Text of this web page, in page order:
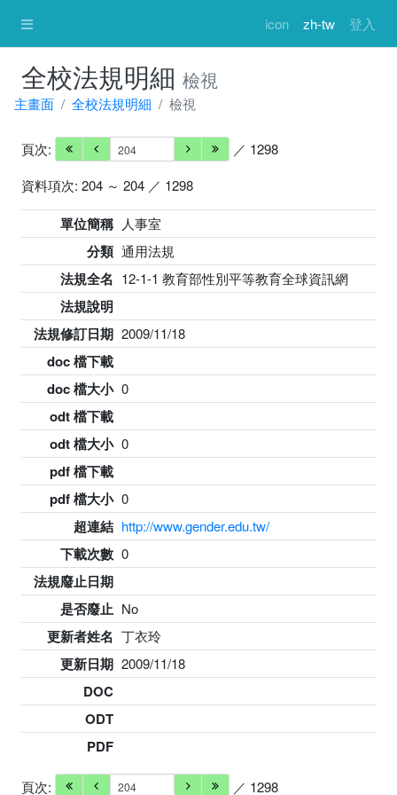
icon zh-tw 登入
全校法規明細 檢視
主畫面 全校法規明細 檢視
頁次:
／ 1298
資料項次: 204 ～ 204 ／ 1298
單位簡稱 人事室
分類 通用法規
法規全名 12-1-1 教育部性別平等教育全球資訊網
法規說明
法規修訂日期 2009/11/18
doc 檔下載
doc 檔大小 0
odt 檔下載
odt 檔大小 0
pdf 檔下載
pdf 檔大小 0
超連結 http://www.gender.edu.tw/
下載次數 0
法規廢止日期
是否廢止 No
更新者姓名 丁衣玲
更新日期 2009/11/18
DOC
ODT
PDF
頁次: ／ 1298